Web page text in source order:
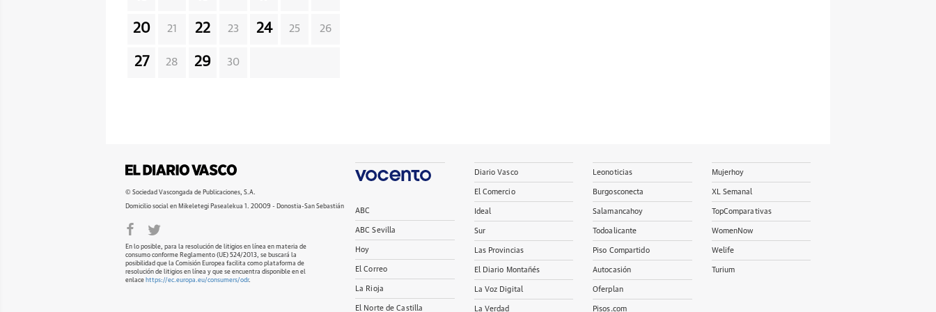
20 21 22 23 24 25 26
27 28 29 30
© Sociedad Vascongada de Publicaciones, S.A.
Domicilio social en Mikeletegi Pasealekua 1. 20009 - Donostia-San Sebastián
En lo posible, para la resolución de litigios en línea en materia de
consumo conforme Reglamento (UE) 524/2013, se buscará la
posibilidad que la Comisión Europea facilita como plataforma de
resolución de litigios en línea y que se encuentra disponible en el
enlace https://ec.europa.eu/consumers/odr.
ABC
ABC Sevilla
Hoy
El Correo
La Rioja
El Norte de Castilla
Diario Vasco
El Comercio
Ideal
Sur
Las Provincias
El Diario Montañés
La Voz Digital
La Verdad
Leonoticias
Burgosconecta
Salamancahoy
Todoalicante
Piso Compartido
Autocasión
Oferplan
Pisos.com
Mujerhoy
XL Semanal
TopComparativas
WomenNow
Welife
Turium